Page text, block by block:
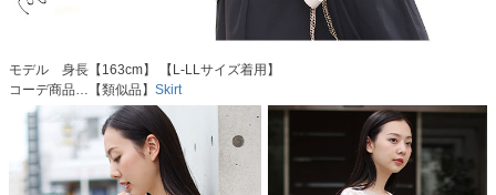
モデル 身長【163cm】 【L-LLサイズ着用】
コーデ商品…【類似品】 Skirt